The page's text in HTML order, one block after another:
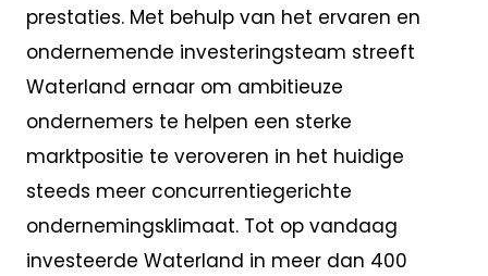
prestaties. Met behulp van het ervaren en
ondernemende investeringsteam streeft
Waterland ernaar om ambitieuze
ondernemers te helpen een sterke
marktpositie te veroveren in het huidige
steeds meer concurrentiegerichte
ondernemingsklimaat. Tot op vandaag
investeerde Waterland in meer dan 400